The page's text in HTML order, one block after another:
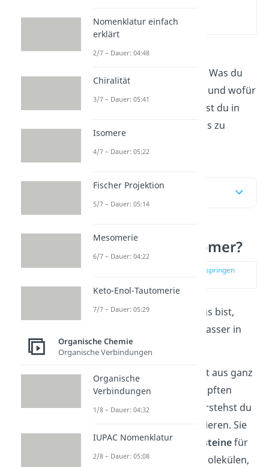
(00:12)
Ein Monomer ist ein
reaktionsfähiges Molekül. Was du
genau darunter verstehst und wofür
es verwendet wird, erfährst du in
diesem Beitrag. Hier geht’s zu
Inhaltsübersicht
Was ist ein Monomer?
zur Stelle im Video springen
Wenn du länger unterwegs bist,
nimmst du dir vielleicht Wasser in
einer Plastikflasche mit.
Eine Plastikflasche besteht aus ganz
vielen miteinander verknüpften
Monomeren. Darunter verstehst du
, die gerne reagieren. Sie
bilden also dieGrundbausteinefür
den Aufbau von großen Molekülen,
Nomenklatur einfach
erklärt
2/7 – Dauer: 04:48
Chiralität
3/7 – Dauer: 05:41
Isomere
4/7 – Dauer: 05:22
Fischer Projektion
5/7 – Dauer: 05:14
Mesomerie
6/7 – Dauer: 04:22
Keto-Enol-Tautomerie
7/7 – Dauer: 05:29
Organische Chemie
Organische Verbindungen
Organische
Verbindungen
1/8 – Dauer: 04:32
IUPAC Nomenklatur
2/8 – Dauer: 05:08